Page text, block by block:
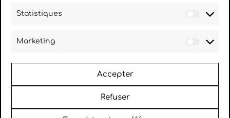
Statistiques
Marketing
Accepter
Refuser
Qu’est-ce que j’en retiens
?